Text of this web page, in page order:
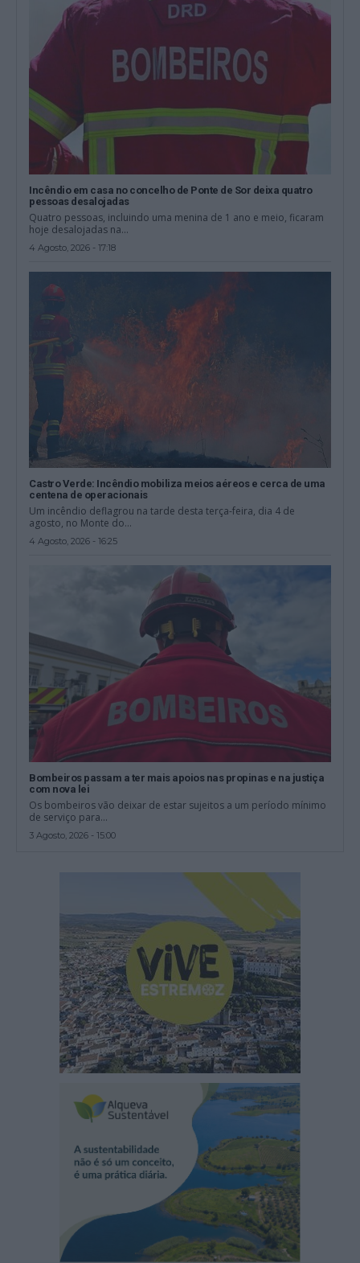
Incêndio em casa no concelho de Ponte de Sor deixa quatro
pessoas desalojadas
Quatro pessoas, incluindo uma menina de 1 ano e meio, ficaram
hoje desalojadas na...
4 Agosto, 2026 - 17:18
Castro Verde: Incêndio mobiliza meios aéreos e cerca de uma
centena de operacionais
Um incêndio deflagrou na tarde desta terça-feira, dia 4 de
agosto, no Monte do...
4 Agosto, 2026 - 16:25
Bombeiros passam a ter mais apoios nas propinas e na justiça
com nova lei
Os bombeiros vão deixar de estar sujeitos a um período mínimo
de serviço para...
3 Agosto, 2026 - 15:00